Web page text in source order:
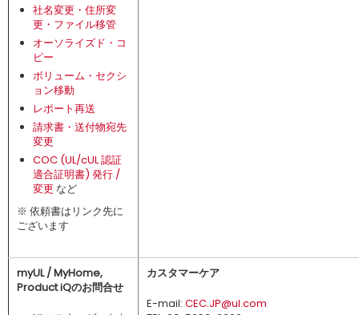
社名変更・住所変
更・ファイル移管
オーソライズド・コ
ピー
ボリューム・セクシ
ョン移動
レポート再送
請求書・送付物宛先
変更
COC (UL/cUL 認証
適合証明書) 発行 /
変更 など
※ 依頼書はリンク先に
ございます
myUL / MyHome,
Product iQのお問合せ
カスタマーケア
E-mail: CEC.JP@ul.com